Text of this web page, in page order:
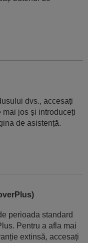
dvs., accesați
mai jos și introduceți
de asistență.
perioada standard
Pentru a afla mai
extinsă, accesați